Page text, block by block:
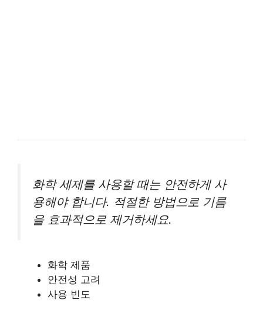
화학 세제를 사용할 때는 안전하게 사
용해야 합니다. 적절한 방법으로 기름
을 효과적으로 제거하세요.
화학 제품
안전성 고려
사용 빈도